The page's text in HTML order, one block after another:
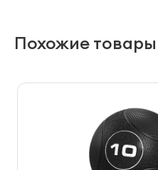
Похожие товары